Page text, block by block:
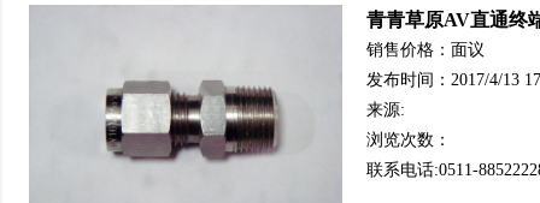
青青草原AV直通终
销售价格：面议
发布时间：2017/4/13
来源:
浏览次数：
联系电话:0511-